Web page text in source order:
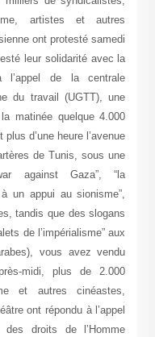
artistes et autres
ont protesté samedi
leur solidarité avec la
l’appel de la centrale
du travail (UGTT), une
matinée quelque 4.000
d’une heure l’avenue
de Tunis, sous une
against Gaza”, “la
un appui au sionisme”,
tandis que des slogans
de l’impérialisme” aux
vous avez vendu
midi, plus de 2.000
et autres cinéastes,
ont répondu à l’appel
droits de l’Homme